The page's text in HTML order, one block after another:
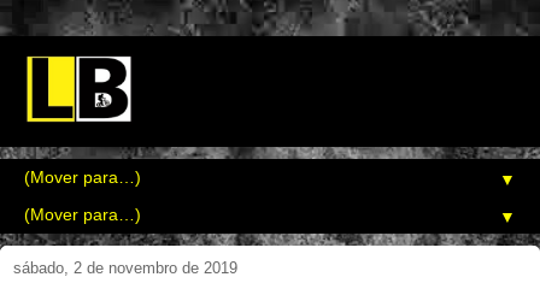
▼
▼
sábado, 2 de novembro de 2019